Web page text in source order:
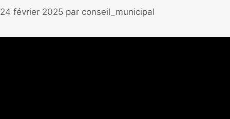
24 février 2025 par conseil_municipal